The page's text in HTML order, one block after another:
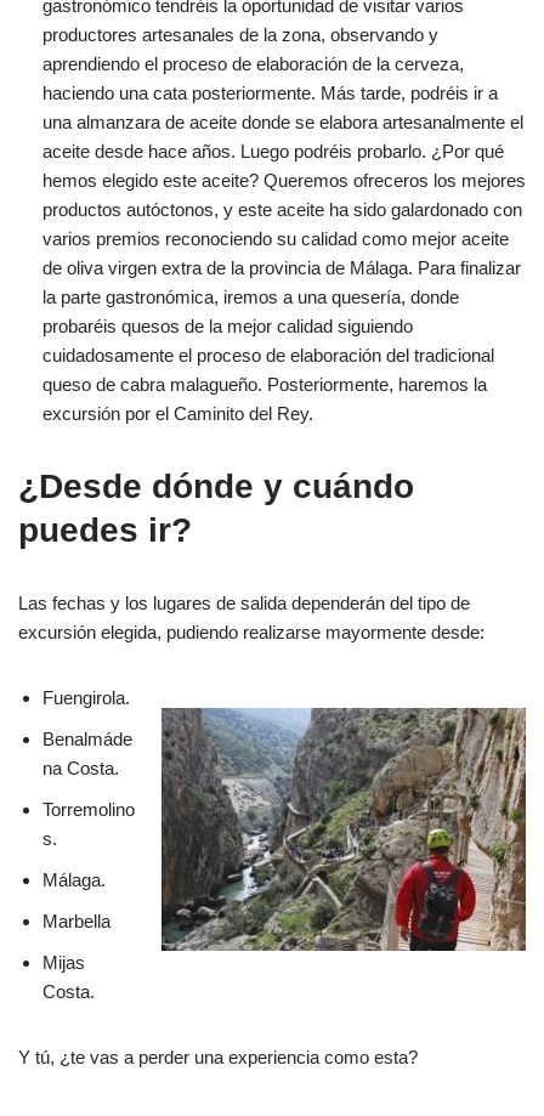
gastronómico tendréis la oportunidad de visitar varios
productores artesanales de la zona, observando y
aprendiendo el proceso de elaboración de la cerveza,
haciendo una cata posteriormente. Más tarde, podréis ir a
una almanzara de aceite donde se elabora artesanalmente el
aceite desde hace años. Luego podréis probarlo. ¿Por qué
hemos elegido este aceite? Queremos ofreceros los mejores
productos autóctonos, y este aceite ha sido galardonado con
varios premios reconociendo su calidad como mejor aceite
de oliva virgen extra de la provincia de Málaga. Para finalizar
la parte gastronómica, iremos a una quesería, donde
probaréis quesos de la mejor calidad siguiendo
cuidadosamente el proceso de elaboración del tradicional
queso de cabra malagueño. Posteriormente, haremos la
excursión por el Caminito del Rey.
¿Desde dónde y cuándo
puedes ir?
Las fechas y los lugares de salida dependerán del tipo de
excursión elegida, pudiendo realizarse mayormente desde:
Fuengirola.
Benalmáde
na Costa.
Torremolino
s.
Málaga.
Marbella
Mijas
Costa.
Y tú, ¿te vas a perder una experiencia como esta?